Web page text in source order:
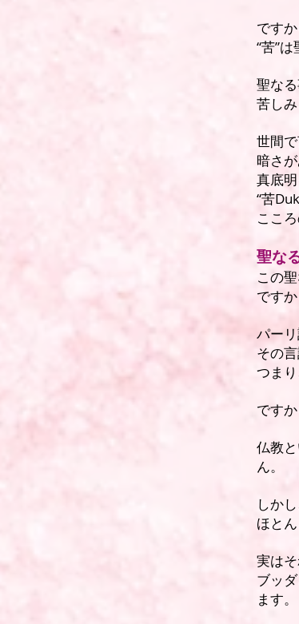
です
“苦”
聖なる
苦し
世間
暗さが
真底明
“苦
ここ
聖な
この
です
パー
その
つま
です
仏教
ん。
しか
ほと
実は
ブッ
ます。